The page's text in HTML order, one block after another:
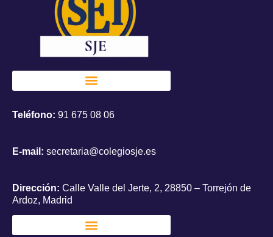
Teléfono: 91 675 08 06
E-mail: secretaria@colegiosje.es
Dirección: Calle Valle del Jerte, 2, 28850 – Torrejón de
Ardoz, Madrid